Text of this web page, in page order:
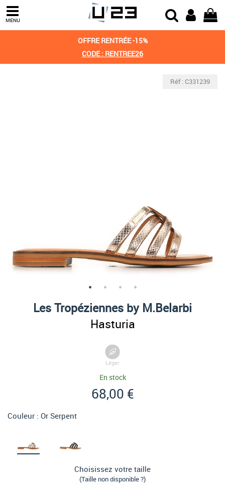
MENU
OFFRE RENTRÉE -15%
CODE : RENTREE26
Réf : C331239
Les Tropéziennes by M.Belarbi
Hasturia
Léger
En stock
68,00 €
Couleur : Or Serpent
Choisissez votre taille
(Taille non disponible ?)